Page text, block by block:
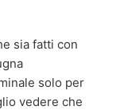
sia fatti con
solo per
vedere che